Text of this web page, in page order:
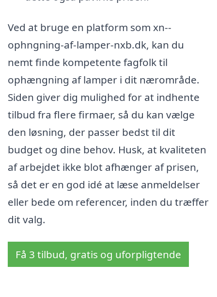
Ved at bruge en platform som xn--
ophngning-af-lamper-nxb.dk, kan du
nemt finde kompetente fagfolk til
ophængning af lamper i dit nærområde.
Siden giver dig mulighed for at indhente
tilbud fra flere firmaer, så du kan vælge
den løsning, der passer bedst til dit
budget og dine behov. Husk, at kvaliteten
af arbejdet ikke blot afhænger af prisen,
så det er en god idé at læse anmeldelser
eller bede om referencer, inden du træffer
dit valg.
Få 3 tilbud, gratis og uforpligtende